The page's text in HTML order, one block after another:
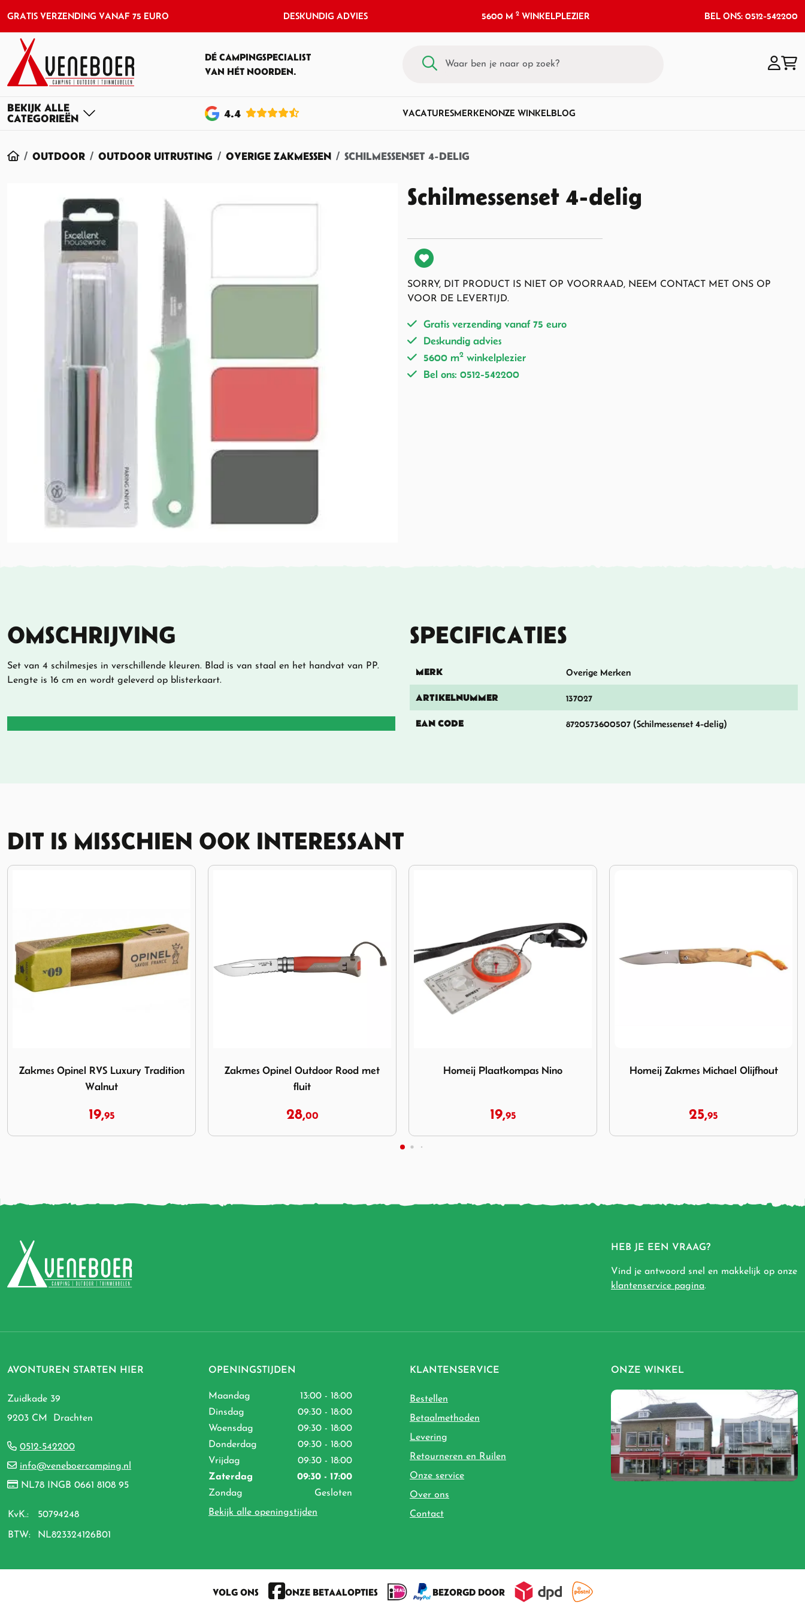
GRATIS VERZENDING VANAF 75 EURO DESKUNDIG ADVIES 5600 M2 WINKELPLEZIER BEL ONS: 0512-542200
DÉ CAMPINGSPECIALIST
VAN HÉT NOORDEN.
4.4 VACATURESMERKENONZE WINKELBLOG
HOME
OUTDOOR OUTDOOR UITRUSTING OVERIGE ZAKMESSEN SCHILMESSENSET 4-DELIG
Schilmessenset 4-delig
SORRY, DIT PRODUCT IS NIET OP VOORRAAD, NEEM CONTACT MET ONS OP
VOOR DE LEVERTIJD.
Gratis verzending vanaf 75 euro
Deskundig advies
5600 m2 winkelplezier
Bel ons: 0512-542200
OMSCHRIJVING
Set van 4 schilmesjes in verschillende kleuren. Blad is van staal en het handvat van PP.
Lengte is 16 cm en wordt geleverd op blisterkaart.
SPECIFICATIES
MERK Overige Merken
ARTIKELNUMMER 137027
EAN CODE 8720573600507 (Schilmessenset 4-delig)
DIT IS MISSCHIEN OOK INTERESSANT
Zakmes Opinel Outdoor Rood met
fluit
28,00
Homeij Plaatkompas Nino
19,95
Homeij Zakmes Michael Olijfhout
25,95
Friedrich Herder werkmes 18.5 cm
49,95
HEB JE EEN VRAAG?
Vind je antwoord snel en makkelijk op onze
klantenservice pagina.
AVONTUREN STARTEN HIER
Zuidkade 39
9203 CM Drachten
0512-542200
info@veneboercamping.nl
NL78 INGB 0661 8108 95
KvK.: 50794248
BTW: NL823324126B01
OPENINGSTIJDEN
Maandag
13:00 - 18:00
Dinsdag
09:30 - 18:00
Woensdag
09:30 - 18:00
Donderdag
09:30 - 18:00
Vrijdag
09:30 - 18:00
Zaterdag
09:30 - 17:00
Zondag
Gesloten
Bekijk alle openingstijden
KLANTENSERVICE
Bestellen
Betaalmethoden
Levering
Retourneren en Ruilen
Onze service
Over ons
Contact
ONZE WINKEL
VOLG ONS ONZE BETAALOPTIES BEZORGD DOOR